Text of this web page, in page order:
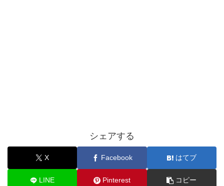
シェアする
X Facebook はてブ
LINE Pinterest コピー